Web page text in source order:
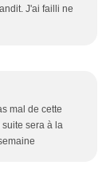
J'ai failli ne
mal de cette
sera à la